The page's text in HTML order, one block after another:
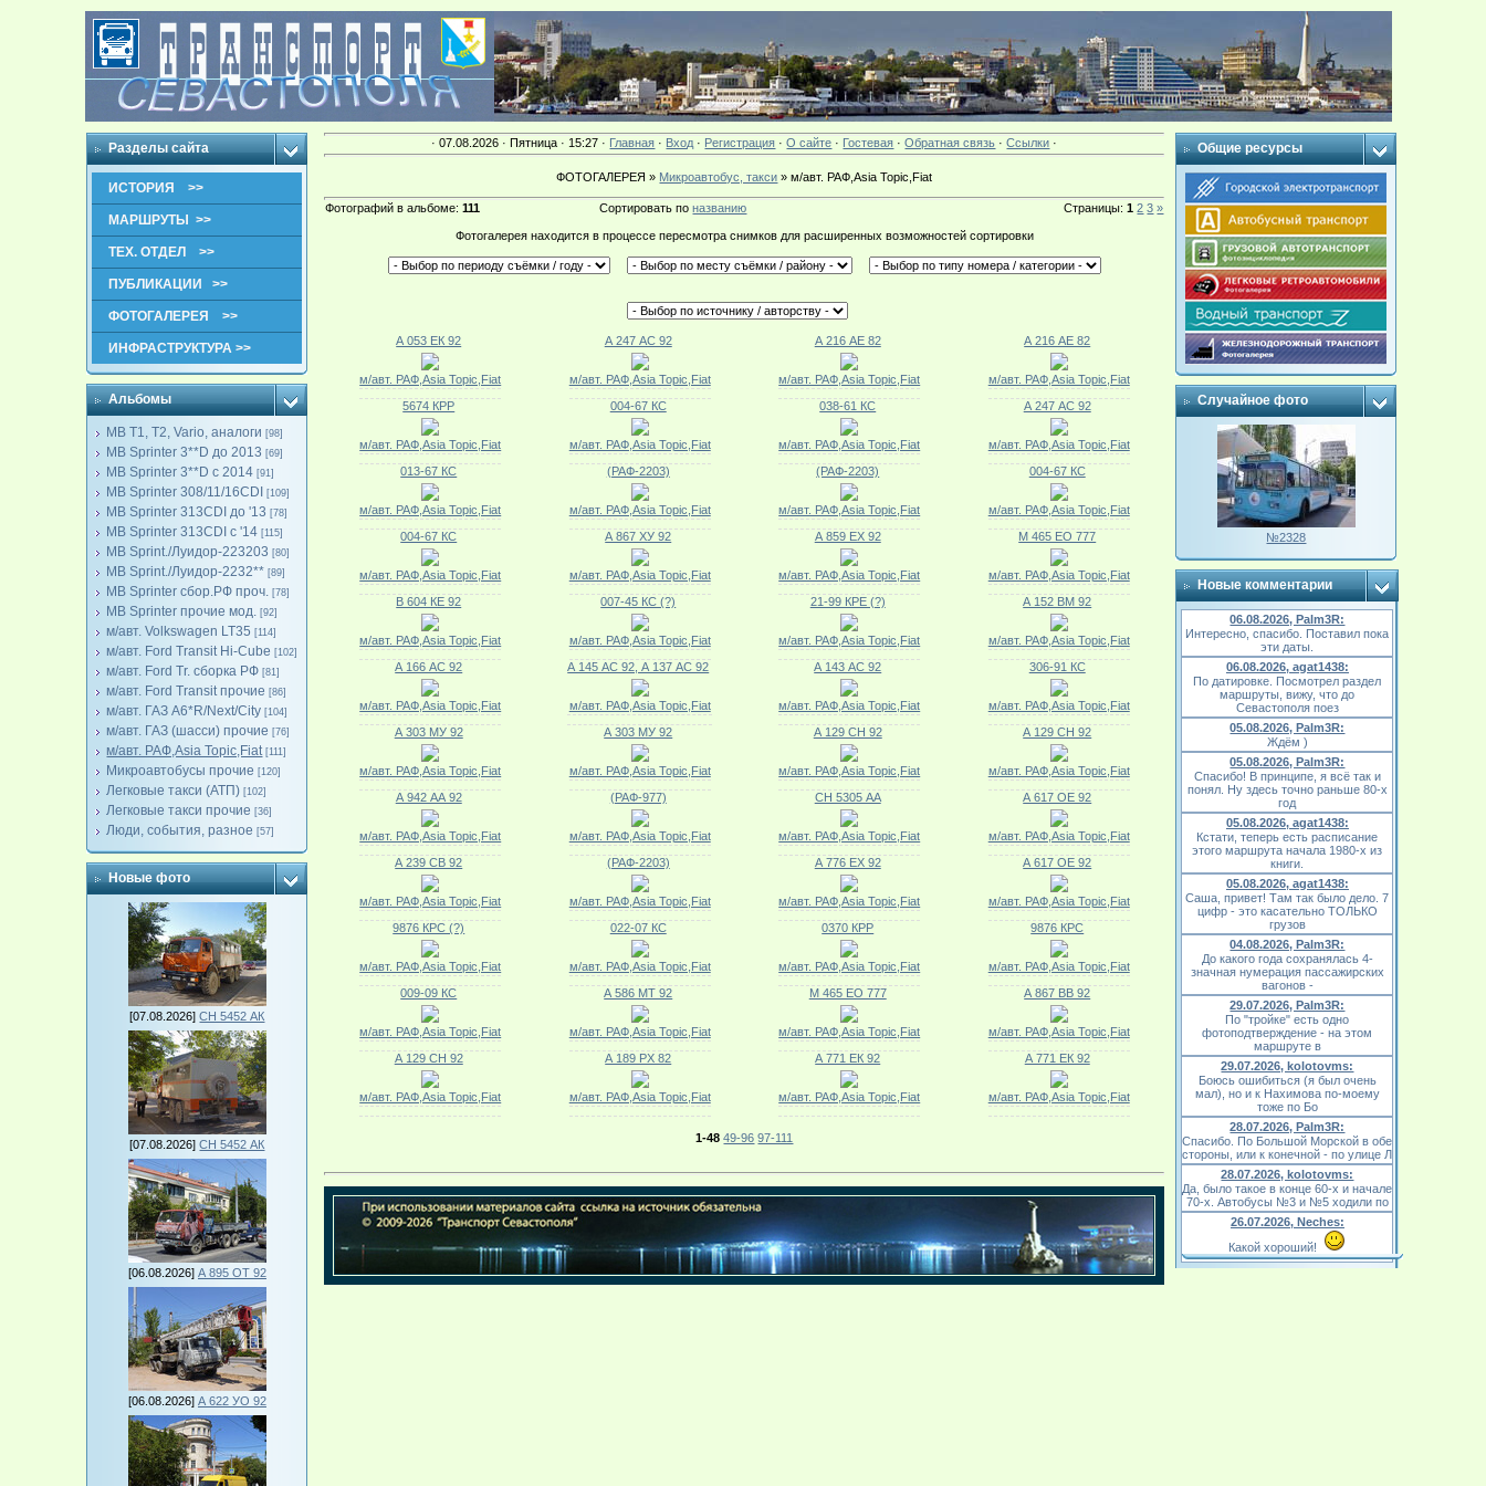
Разделы сайта
ИСТОРИЯ >>
МАРШРУТЫ >>
ТЕХ. ОТДЕЛ >>
ПУБЛИКАЦИИ >>
ФОТОГАЛЕРЕЯ >>
ИНФРАСТРУКТУРА >>
Альбомы
MB T1, T2, Vario, аналоги [98]
MB Sprinter 3**D до 2013 [69]
MB Sprinter 3**D с 2014 [91]
MB Sprinter 308/11/16CDI [109]
MB Sprinter 313CDI до '13 [78]
MB Sprinter 313CDI с '14 [115]
MB Sprint./Луидор-223203 [80]
MB Sprint./Луидор-2232** [89]
MB Sprinter сбор.РФ проч. [78]
MB Sprinter прочие мод. [92]
м/авт. Volkswagen LT35 [114]
м/авт. Ford Transit Hi-Cube [102]
м/авт. Ford Tr. сборка РФ [81]
м/авт. Ford Transit прочие [86]
м/авт. ГАЗ A6*R/Next/City [104]
м/авт. ГАЗ (шасси) прочие [76]
м/авт. РАФ,Asia Topic,Fiat [111]
Микроавтобусы прочие [120]
Легковые такси (АТП) [102]
Легковые такси прочие [36]
Люди, события, разное [57]
Новые фото
[07.08.2026]СН 5452 АК
[07.08.2026]СН 5452 АК
[06.08.2026] А 895 ОТ 92
[06.08.2026] А 622 УО 92
· 07.08.2026 · Пятница · 15:27 · Главная · Вход · Регистрация ·О сайте · Гостевая ·Обратная связь ·Ссылки ·
ФОТОГАЛЕРЕЯ » Микроавтобус, такси » м/авт. РАФ,Asia Topic,Fiat
Фотографий в альбоме:111 Сортировать поназванию Страницы:1 2 3 »
Фотогалерея находится в процессе пересмотра снимков для расширенных возможностей сортировки
А 053 ЕК 92
м/авт. РАФ,Asia Topic,Fiat
А 247 АС 92
м/авт. РАФ,Asia Topic,Fiat
А 216 АЕ 82
м/авт. РАФ,Asia Topic,Fiat
А 216 АЕ 82
м/авт. РАФ,Asia Topic,Fiat
5674 КРР
м/авт. РАФ,Asia Topic,Fiat
004-67 КС
м/авт. РАФ,Asia Topic,Fiat
038-61 КС
м/авт. РАФ,Asia Topic,Fiat
А 247 АС 92
м/авт. РАФ,Asia Topic,Fiat
013-67 КС
м/авт. РАФ,Asia Topic,Fiat
(РАФ-2203)
м/авт. РАФ,Asia Topic,Fiat
(РАФ-2203)
м/авт. РАФ,Asia Topic,Fiat
004-67 КС
м/авт. РАФ,Asia Topic,Fiat
004-67 КС
м/авт. РАФ,Asia Topic,Fiat
А 867 ХУ 92
м/авт. РАФ,Asia Topic,Fiat
А 859 ЕХ 92
м/авт. РАФ,Asia Topic,Fiat
М 465 ЕО 777
м/авт. РАФ,Asia Topic,Fiat
В 604 КЕ 92
м/авт. РАФ,Asia Topic,Fiat
007-45 КС (?)
м/авт. РАФ,Asia Topic,Fiat
21-99 КРЕ (?)
м/авт. РАФ,Asia Topic,Fiat
А 152 ВМ 92
м/авт. РАФ,Asia Topic,Fiat
А 166 АС 92
м/авт. РАФ,Asia Topic,Fiat
А 145 АС 92, А 137 АС 92
м/авт. РАФ,Asia Topic,Fiat
А 143 АС 92
м/авт. РАФ,Asia Topic,Fiat
306-91 КС
м/авт. РАФ,Asia Topic,Fiat
А 303 МУ 92
м/авт. РАФ,Asia Topic,Fiat
А 303 МУ 92
м/авт. РАФ,Asia Topic,Fiat
А 129 СН 92
м/авт. РАФ,Asia Topic,Fiat
А 129 СН 92
м/авт. РАФ,Asia Topic,Fiat
А 942 АА 92
м/авт. РАФ,Asia Topic,Fiat
(РАФ-977)
м/авт. РАФ,Asia Topic,Fiat
СН 5305 АА
м/авт. РАФ,Asia Topic,Fiat
А 617 ОЕ 92
м/авт. РАФ,Asia Topic,Fiat
А 239 СВ 92
м/авт. РАФ,Asia Topic,Fiat
(РАФ-2203)
м/авт. РАФ,Asia Topic,Fiat
А 776 ЕХ 92
м/авт. РАФ,Asia Topic,Fiat
А 617 ОЕ 92
м/авт. РАФ,Asia Topic,Fiat
9876 КРС (?)
м/авт. РАФ,Asia Topic,Fiat
022-07 КС
м/авт. РАФ,Asia Topic,Fiat
0370 КРР
м/авт. РАФ,Asia Topic,Fiat
9876 КРС
м/авт. РАФ,Asia Topic,Fiat
009-09 КС
м/авт. РАФ,Asia Topic,Fiat
А 586 МТ 92
м/авт. РАФ,Asia Topic,Fiat
М 465 ЕО 777
м/авт. РАФ,Asia Topic,Fiat
А 867 ВВ 92
м/авт. РАФ,Asia Topic,Fiat
А 129 СН 92
м/авт. РАФ,Asia Topic,Fiat
А 189 РХ 82
м/авт. РАФ,Asia Topic,Fiat
А 771 ЕК 92
м/авт. РАФ,Asia Topic,Fiat
А 771 ЕК 92
м/авт. РАФ,Asia Topic,Fiat
1-48 49-96 97-111
Общие ресурсы
Случайное фото
№2328
Новые комментарии
06.08.2026, Palm3R:
Интересно, спасибо. Поставил пока
эти даты.
06.08.2026, agat1438:
По датировке. Посмотрел раздел
маршруты, вижу, что до
Севастополя поез
05.08.2026, Palm3R:
Ждём )
05.08.2026, Palm3R:
Спасибо! В принципе, я всё так и
понял. Ну здесь точно раньше 80-х
год
05.08.2026, agat1438:
Кстати, теперь есть расписание
этого маршрута начала 1980-х из
книги.
05.08.2026, agat1438:
Саша, привет! Там так было дело. 7
цифр - это касательно ТОЛЬКО
грузов
04.08.2026, Palm3R:
До какого года сохранялась 4-
значная нумерация пассажирских
вагонов -
29.07.2026, Palm3R:
По "тройке" есть одно
фотоподтверждение - на этом
маршруте в
29.07.2026, kolotovms:
Боюсь ошибиться (я был очень
мал), но и к Нахимова по-моему
тоже по Бо
28.07.2026, Palm3R:
Спасибо. По Большой Морской в обе
стороны, или к конечной - по улице Л
28.07.2026, kolotovms:
Да, было такое в конце 60-х и начале
70-х. Автобусы №3 и №5 ходили по
26.07.2026, Neches:
Какой хороший!